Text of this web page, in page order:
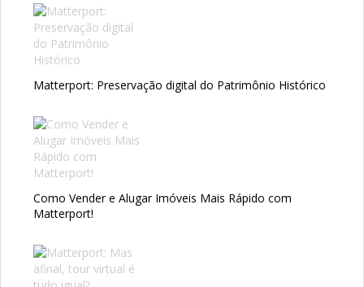
Matterport: Preservação digital do Patrimônio Histórico
Como Vender e Alugar Imóveis Mais Rápido com
Matterport!